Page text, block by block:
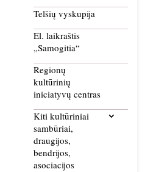
Telšių vyskupija
El. laikraštis
„Samogitia“
Regionų
kultūrinių
iniciatyvų centras
Kiti kultūriniai
sambūriai,
draugijos,
bendrijos,
asociacijos